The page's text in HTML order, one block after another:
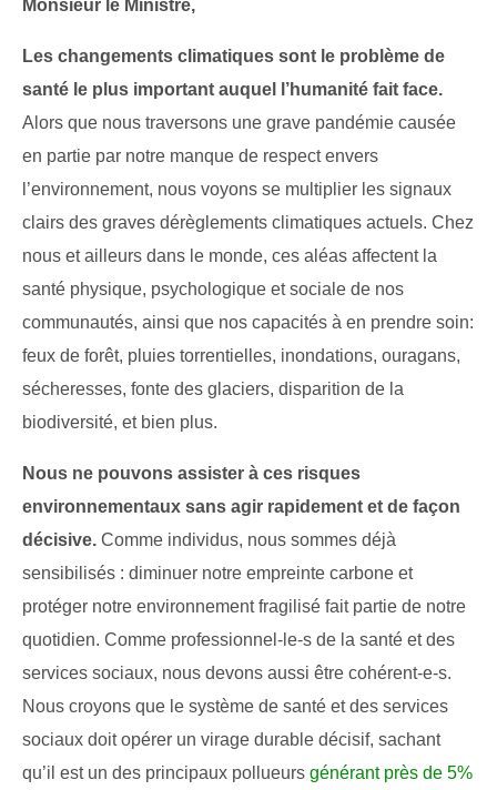
Monsieur le Ministre,
Les changements climatiques sont le problème de
santé le plus important auquel l’humanité fait face.
Alors que nous traversons une grave pandémie causée
en partie par notre manque de respect envers
l’environnement, nous voyons se multiplier les signaux
clairs des graves dérèglements climatiques actuels. Chez
nous et ailleurs dans le monde, ces aléas affectent la
santé physique, psychologique et sociale de nos
communautés, ainsi que nos capacités à en prendre soin:
feux de forêt, pluies torrentielles, inondations, ouragans,
sécheresses, fonte des glaciers, disparition de la
biodiversité, et bien plus.
Nous ne pouvons assister à ces risques
environnementaux sans agir rapidement et de façon
décisive. Comme individus, nous sommes déjà
sensibilisés : diminuer notre empreinte carbone et
protéger notre environnement fragilisé fait partie de notre
quotidien. Comme professionnel-le-s de la santé et des
services sociaux, nous devons aussi être cohérent-e-s.
Nous croyons que le système de santé et des services
sociaux doit opérer un virage durable décisif, sachant
qu’il est un des principaux pollueurs générant près de 5%